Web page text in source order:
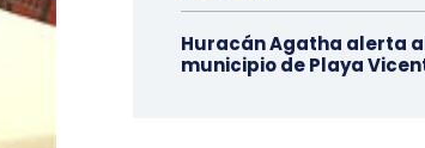
Huracán Agatha alerta
municipio de Playa